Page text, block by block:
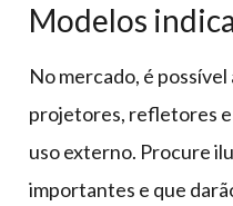
Modelos
No mercado, é
projetores, refletores e
uso externo. Procure
importantes e que